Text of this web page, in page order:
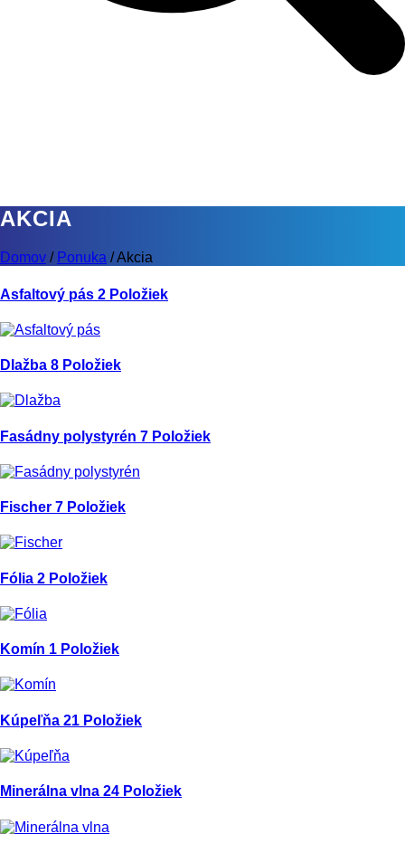
AKCIA
Domov / Ponuka /Akcia
Asfaltový pás 2 Položiek
Dlažba 8 Položiek
Fasádny polystyrén 7 Položiek
Fischer 7 Položiek
Fólia 2 Položiek
Komín 1 Položiek
Kúpeľňa 21 Položiek
Minerálna vlna 24 Položiek